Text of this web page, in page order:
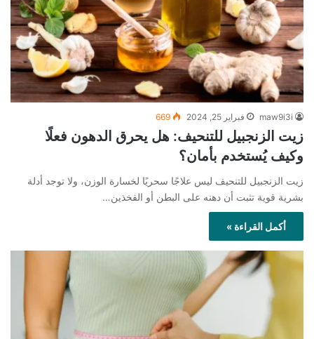
maw9i3i فبراير 25, 2024 669
زيت الزنجبيل للتنحيف: هل يحرق الدهون فعلًا
وكيف يُستخدم بأمان؟
زيت الزنجبيل للتنحيف ليس علاجًا سحريًا لخسارة الوزن، ولا توجد أدلة
بشرية قوية تثبت أن دهنه على البطن أو الفخذين…
أكمل القراءة »